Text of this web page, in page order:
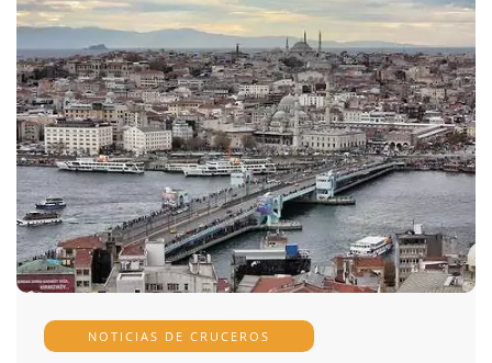
NOTICIAS DE CRUCEROS